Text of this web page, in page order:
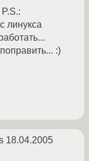
линукса
:)
18.04.2005